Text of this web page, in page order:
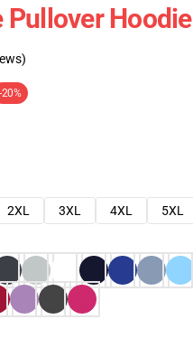
Pullover Hoodie
-20%
2XL 3XL 4XL
5XL